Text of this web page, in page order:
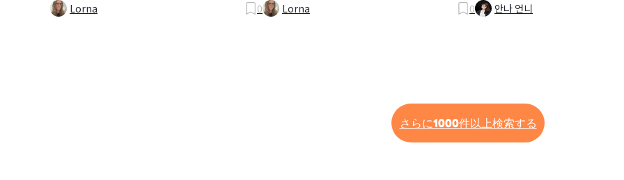
Lorna 0 Lorna 0 안나 언니
さらに1000件以上検索する